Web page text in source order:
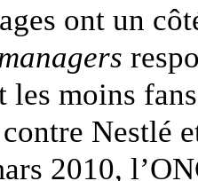
ont un
les moins
contre
2010,